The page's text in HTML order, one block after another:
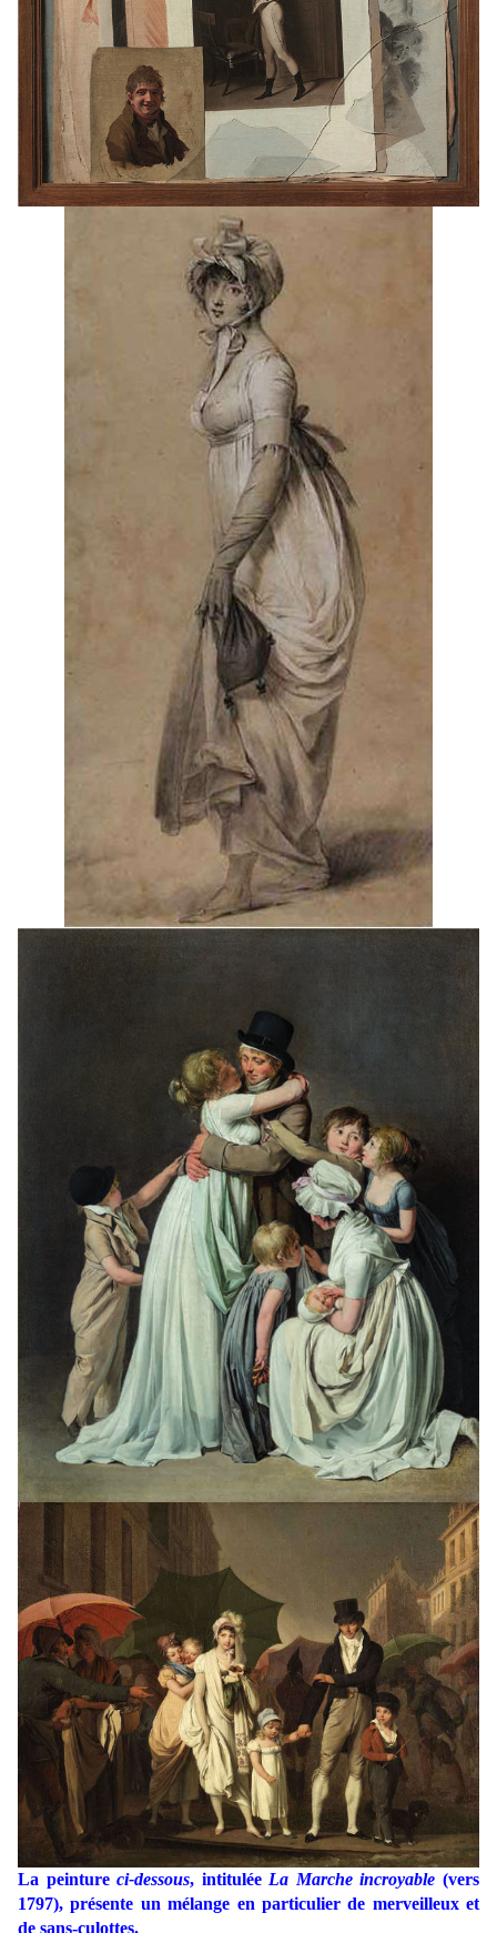
La peintureci-dessous, intitulée La Marche incroyable (vers
1797), présente un mélange en particulier de merveilleux et
de sans-culottes.